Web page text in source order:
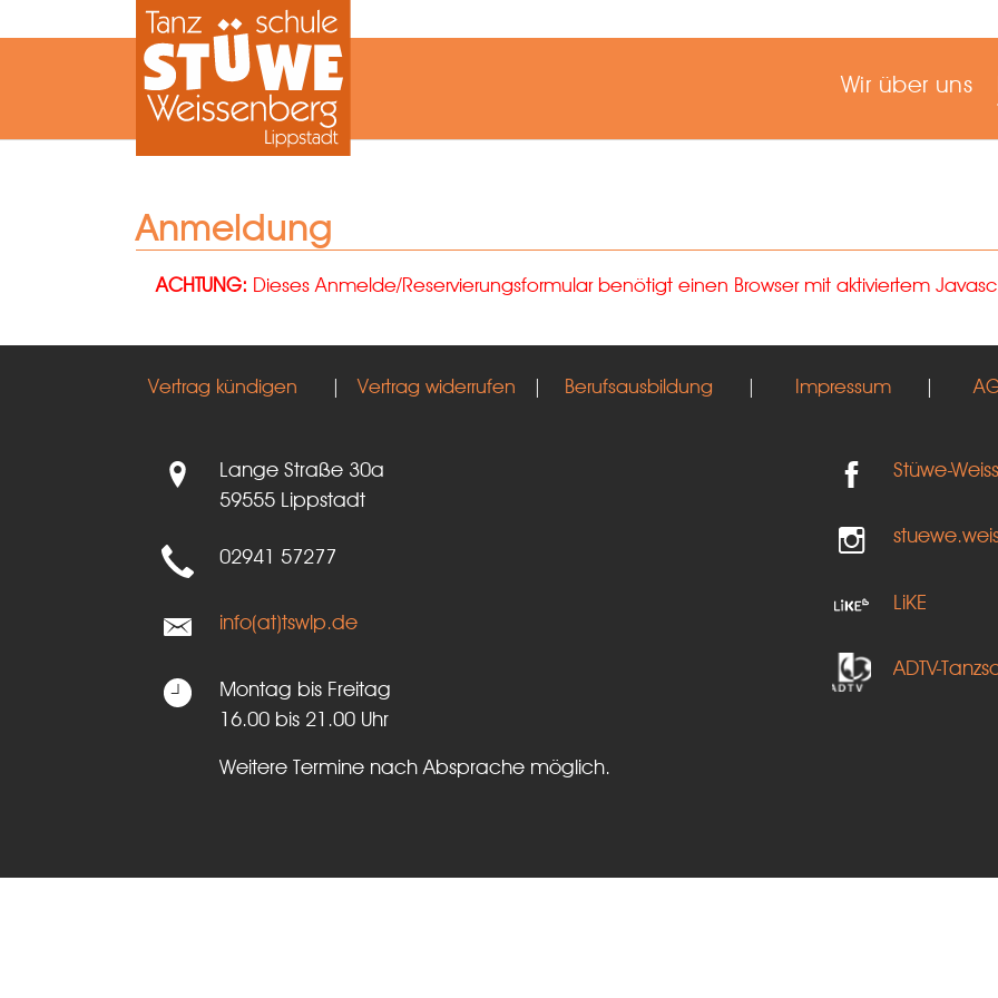
Zum Hauptinhalt springen
Wir über uns
Anmeldung
ACHTUNG: Dieses Anmelde/Reservierungsformular benötigt einen Browser mit aktiviertem
Vertrag kündigen |Vertrag widerrufen | Berufsausbildung | Impressum |
Lange Straße 30a
59555 Lippstadt
02941 57277
info(at)tswlp.de
Montag bis Freitag
16.00 bis 21.00 Uhr
Weitere Termine nach Absprache möglich.
Stüwe-
LiKE
ADTV-